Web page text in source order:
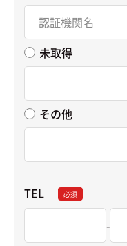
未取得
その他
TEL 必須
-